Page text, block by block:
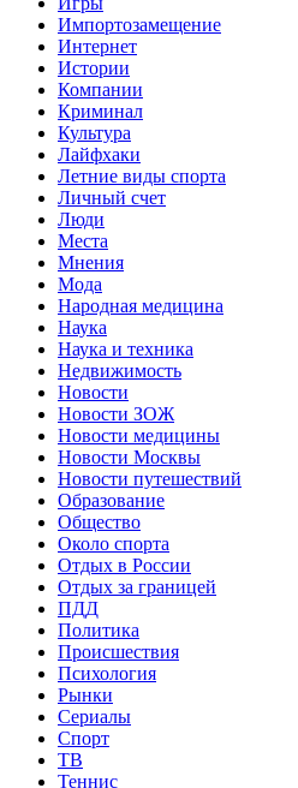
Импортозамещение
Интернет
Истории
Компании
Криминал
Культура
Лайфхаки
Летние виды спорта
Личный счет
Люди
Места
Мнения
Мода
Народная медицина
Наука
Наука и техника
Недвижимость
Новости
Новости ЗОЖ
Новости медицины
Новости Москвы
Новости путешествий
Образование
Общество
Около спорта
Отдых в России
Отдых за границей
ПДД
Политика
Происшествия
Психология
Рынки
Сериалы
Спорт
ТВ
Теннис